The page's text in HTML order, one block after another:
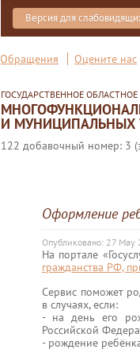
Версия для
Обращения Оцените нас
ГОСУДАРСТВЕННОЕ
И МУНИЦИПАЛЬНЫХ
122 добавочный номер: 3
Оформление
Опубликовано: 27 May
На портале
гражданства РФ,
Сервис поможет
в случаях, если:
- на день его
Российской
- рождение